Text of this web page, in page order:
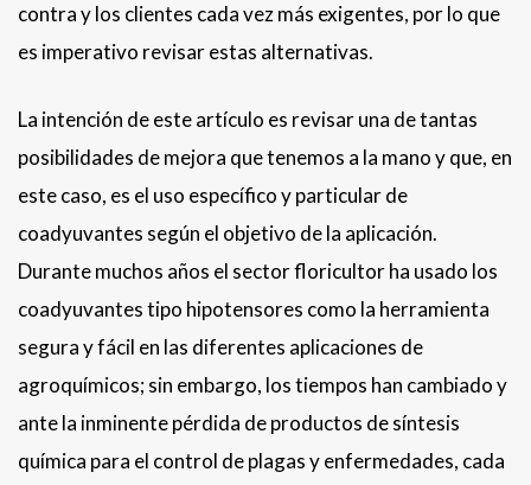
contra y los clientes cada vez más exigentes, por lo que
es imperativo revisar estas alternativas.
La intención de este artículo es revisar una de tantas
posibilidades de mejora que tenemos a la mano y que, en
este caso, es el uso específico y particular de
coadyuvantes según el objetivo de la aplicación.
Durante muchos años el sector floricultor ha usado los
coadyuvantes tipo hipotensores como la herramienta
segura y fácil en las diferentes aplicaciones de
agroquímicos; sin embargo, los tiempos han cambiado y
ante la inminente pérdida de productos de síntesis
química para el control de plagas y enfermedades, cada